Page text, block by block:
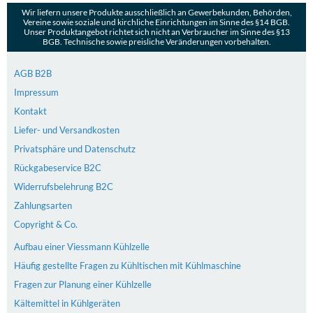
Wir liefern unsere Produkte ausschließlich an Gewerbekunden, Behörden,
Vereine sowie soziale und kirchliche Einrichtungen im Sinne des §14 BGB.
Unser Produktangebot richtet sich nicht an Verbraucher im Sinne des §13
BGB. Technische sowie preisliche Veränderungen vorbehalten.
AGB B2B
Impressum
Kontakt
Liefer- und Versandkosten
Privatsphäre und Datenschutz
Rückgabeservice B2C
Widerrufsbelehrung B2C
Zahlungsarten
Copyright & Co.
Aufbau einer Viessmann Kühlzelle
Häufig gestellte Fragen zu Kühltischen mit Kühlmaschine
Fragen zur Planung einer Kühlzelle
Kältemittel in Kühlgeräten